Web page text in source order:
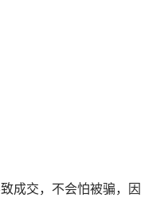
成交，不会怕被骗，因